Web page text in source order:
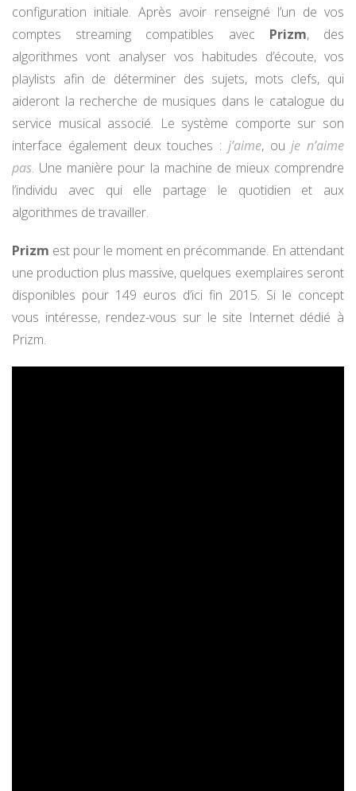
configuration initiale. Après avoir renseigné l’un de vos
comptes streaming compatibles avec Prizm, des
algorithmes vont analyser vos habitudes d’écoute, vos
playlists afin de déterminer des sujets, mots clefs, qui
aideront la recherche de musiques dans le catalogue du
service musical associé. Le système comporte sur son
interface également deux touches : j’aime, ouje n’aime
pas. Une manière pour la machine de mieux comprendre
l’individu avec qui elle partage le quotidien et aux
algorithmes de travailler.
Prizm est pour le moment en précommande. En attendant
une production plus massive, quelques exemplaires seront
disponibles pour 149 euros d’ici fin 2015. Si le concept
vous intéresse, rendez-vous sur le site Internet dédié à
Prizm.